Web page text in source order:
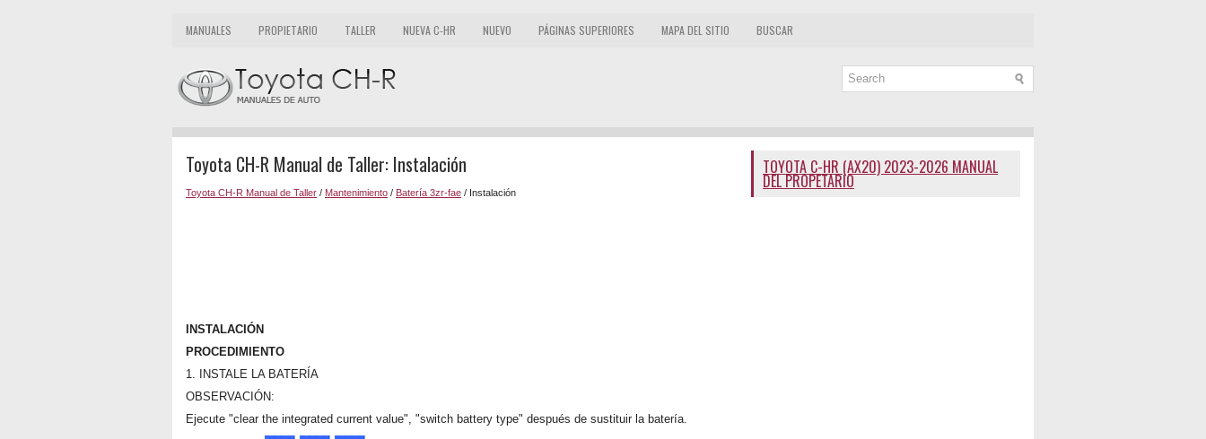
MANUALES PROPIETARIO TALLER NUEVA C-HR NUEVO PÁGINAS SUPERIORES MAPA DEL SITIO BUSCAR
Toyota CH-R Manual de Taller: Instalación
Toyota CH-R Manual de Taller / Mantenimiento / Batería 3zr-fae / Instalación
INSTALACIÓN
PROCEDIMIENTO
1. INSTALE LA BATERÍA
OBSERVACIÓN:
Ejecute "clear the integrated current value", "switch battery type" después de sustituir la batería.
TOYOTA C-HR (AX20) 2023-2026 MANUAL
DEL PROPETARIO